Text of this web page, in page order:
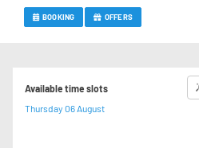
BOOKING OFFERS
Available time slots
Thursday 06 August